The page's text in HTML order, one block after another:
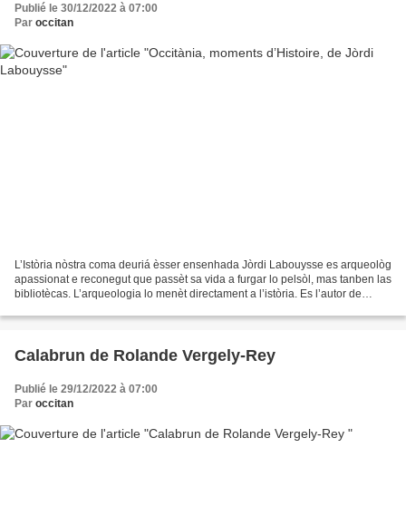
Publié le 30/12/2022 à 07:00
Par occitan
L’Istòria nòstra coma deuriá èsser ensenhada Jòrdi Labouysse es arqueològ
apassionat e reconegut que passèt sa vida a furgar lo pelsòl, mas tanben las
bibliotècas. L’arqueologia lo menèt directament a l’istòria. Es l’autor de
Calabrun de Rolande Vergely-Rey
Publié le 29/12/2022 à 07:00
Par occitan